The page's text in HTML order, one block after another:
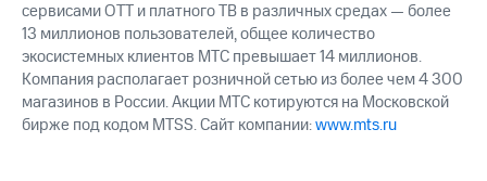
сервисами OTT и платного ТВ в различных средах — более
13 миллионов пользователей, общее количество
экосистемных клиентов МТС превышает 14 миллионов.
Компания располагает розничной сетью из более чем 4 300
магазинов в России. Акции МТС котируются на Московской
бирже под кодом MTSS. Сайт компании:www.mts.ru